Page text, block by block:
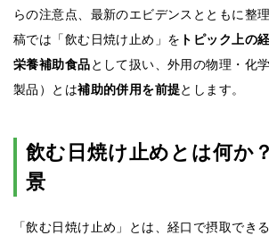
らの注意点、最新のエビデンスとともに整
稿では「飲む日焼け止め」を トピック上の
栄養補助食品として扱い、外用の物理・化
製品）とは補助的併用を前提とします。
飲む日焼け止めとは何か
景
「飲む日焼け止め」とは、経口で摂取でき